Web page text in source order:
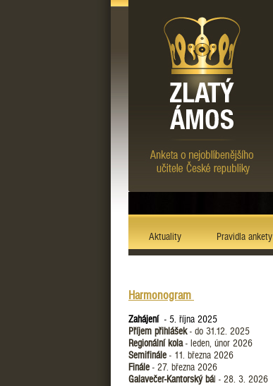
Aktuality Pravidla ankety
Harmonogram
Zahájení - 5. října 2025
Příjem přihlášek- do 31.12. 2025
Regionální kola- leden, únor 2026
Semifinále - 11. března 2026
Finále - 27. března 2026
Galavečer-Kantorský bál - 28. 3. 2026